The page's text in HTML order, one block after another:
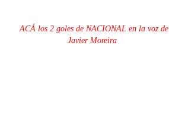
ACÁ los 2 goles de NACIONAL en la voz de
Javier Moreira